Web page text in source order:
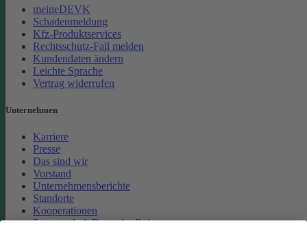
meineDEVK
Schadenmeldung
Kfz-Produktservices
Rechtsschutz-Fall melden
Kundendaten ändern
Leichte Sprache
Vertrag widerrufen
Unternehmen
Karriere
Presse
Das sind wir
Vorstand
Unternehmensberichte
Standorte
Kooperationen
Partnerschaft Deutsche Bahn